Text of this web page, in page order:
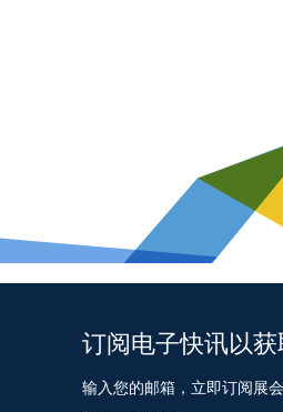
订阅电子快讯以
输入您的邮箱，立即订阅展